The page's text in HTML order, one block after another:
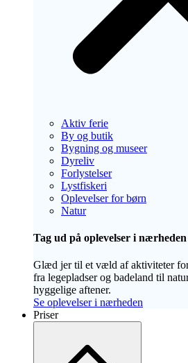
Aktiv ferie
By og butik
Bygning og museer
Dyreliv
Forlystelser
Lystfiskeri
Oplevelser for børn
Natur
Tag ud på oplevelser i nærheden
Glæd jer til et væld af aktiviteter
fra legepladser og badeland til
hyggelige aftener.
Se oplevelser i nærheden
Priser